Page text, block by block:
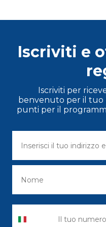
Iscriviti e
Iscriviti per
benvenuto per il tuo
punti per il